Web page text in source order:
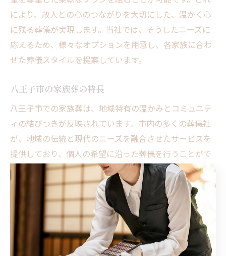
により、故人との心のつながりを大切にした、温かく心
に残る葬儀が実現します。当社では、そうしたニーズに
応えるため、様々なオプションを用意し、各家族に合わ
せた葬儀スタイルを提案しています。
八王子市の家族葬の特長
八王子市での家族葬は、地域特有の温かみとコミュニテ
ィの結びつきが反映されています。市内の多くの葬儀社
が、地域の伝統と現代のニーズを融合させたサービスを
提供しており、個人の希望に沿った葬儀を行うことがで
きます。特にセレモニープランニング東花堂では、30年
以上の経験を活かし、故人や遺族の心情に寄り添ったサ
ポートを心がけています。このような柔軟な対応によっ
て、家族葬は八王子市内でも広く支持されています。さ
らに、空間のデザインや祭壇の飾り付けなど、個別のニ
ーズに応じてカスタマイズが可能です。これにより、八